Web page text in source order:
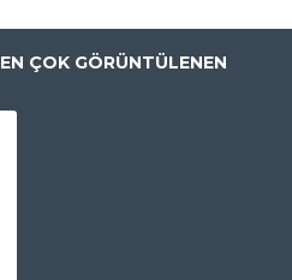
EN ÇOK GÖRÜNTÜLENEN